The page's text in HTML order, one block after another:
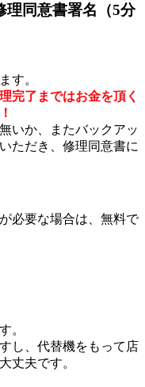
理同意書署名（5分
す。
完了まではお金を頂く
いか、またバックアッ
ただき、修理同意書に
必要な場合は、無料で
。
し、代替機をもって店
丈夫です。